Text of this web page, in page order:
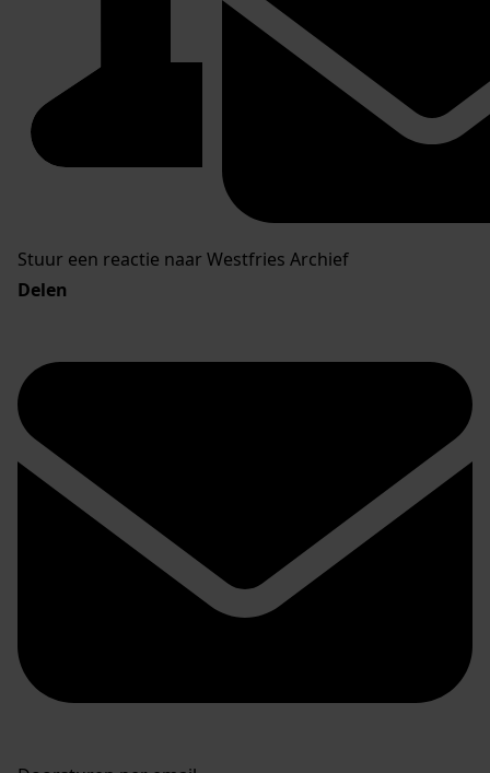
Stuur een reactie naar Westfries Archief
Delen